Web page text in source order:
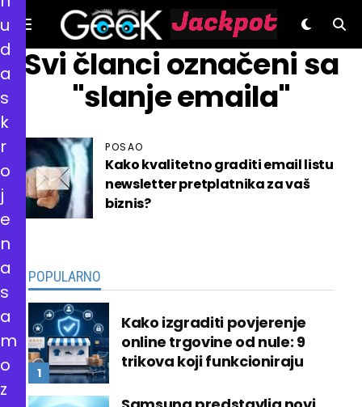
GeeK.hr
Svi članci označeni sa
"slanje emaila"
POSAO
Kako kvalitetno graditi email listu
newsletter pretplatnika za vaš
biznis?
POPULARNO
Kako izgraditi povjerenje
online trgovine od nule: 9
trikova koji funkcioniraju
u
d
a
s
k
r
o
j
e
n
a
s
a
m
o
z